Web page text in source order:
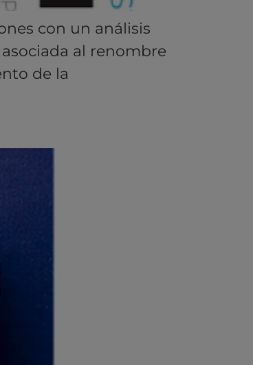
con un análisis
al renombre
de la